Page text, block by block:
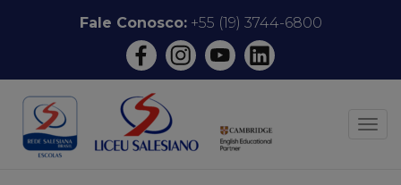
conteúdo
Fale Conosco:+55 (19) 3744-6800